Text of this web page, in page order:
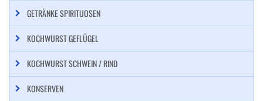
GETRÄNKE SPIRITUOSEN
KOCHWURST GEFLÜGEL
KOCHWURST SCHWEIN / RIND
KONSERVEN